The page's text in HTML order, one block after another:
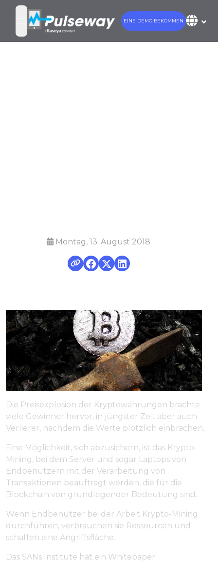
open navigation menu
EINE DEMO BEKOMMEN
Montag, 13. August 2018
Die Preisexplosion der Kryptowährungen brachte
viele Gewinner hervor, in jüngster Zeit aber auch
Verlierer, nachdem die Werte plötzlich einbrachen.
Eine Möglichkeit, sich abzusichern, ist das Krypto-
Mining, bei dem Server und sogar Laptops von
Endbenutzern mit der Verarbeitung von
Transaktionen beauftragt werden, die für die
Blockchain von grundlegender Bedeutung sind.
Wenn Endbenutzer bei der Arbeit Krypto-Mining
durchführen, verbrauchen sie Ressourcen und
schaffen eine Angriffsfläche.
Das SANs Institute hat ein Whitepaper